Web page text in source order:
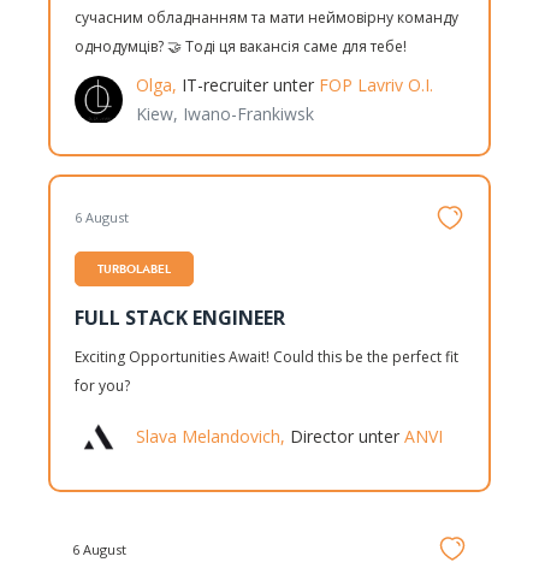
сучасним обладнанням та мати неймовірну команду
однодумців? 🤝 Тоді ця вакансія саме для тебе!
Olga, IT-recruiter unter FOP Lavriv O.I.
Kiew, Iwano-Frankiwsk
6 August
TURBOLABEL
FULL STACK ENGINEER
Exciting Opportunities Await! Could this be the perfect fit
for you?
Slava Melandovich, Director unter ANVI
6 August